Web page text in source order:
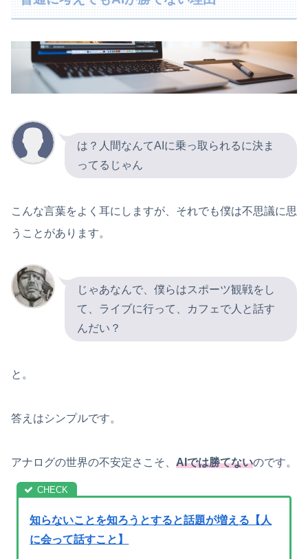
は？人間なんてAIに乗っ取られるに決ま
ってるじゃん
こんな言葉をよく耳にしますが、それでも僕は不思議に思
うことがあります。
じゃあなんで、僕らはスポーツ観戦をし
て、ライブに行って、カフェで人と話す
んだい？
と。
答えはシンプルです。
アナログの世界の不安定さこそ、 AIでは勝てないのです。
知らないことを知ろうとすると話題が増える【人
に会って話すこと】